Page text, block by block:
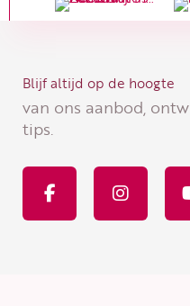
Blijf altijd op de hoogte
van ons aanbod,
tips.
F
a
c
e
I
n
t